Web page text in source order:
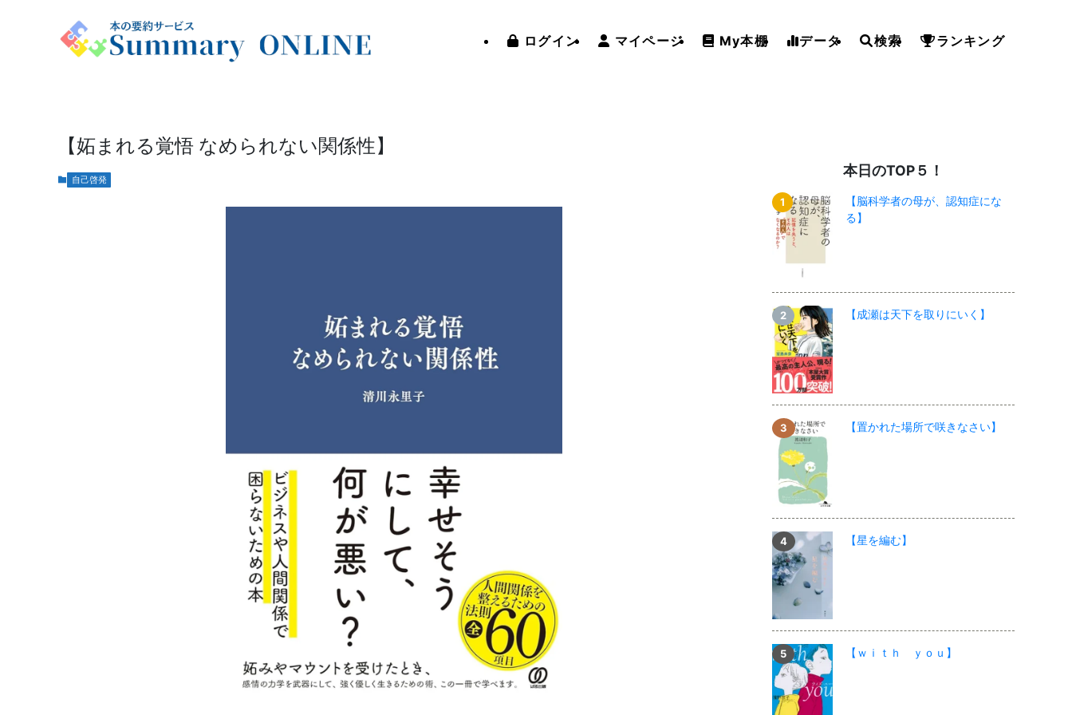
ログイン マイページ My本棚 データ 検索 ランキング
【妬まれる覚悟 なめられない関係性】
自己啓発
本日のTOP５！
【脳科学者の母が、認知症にな
る】
【成瀬は天下を取りにいく】
【置かれた場所で咲きなさい】
【星を編む】
【ｗｉｔｈ ｙｏｕ】